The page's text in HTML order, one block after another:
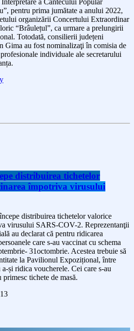
a Cântecului Popular
pentru prima jumătate a anului 2022,
organizării Concertului Extraordinar
“Brâulețul”, ca urmare a prelungirii
Totodată, consilierii județeni
Gima au fost nominalizaţi în comisia de
individuale ale secretarului
distribuirea tichetelor
împotriva virusului
distribuirea tichetelor valorice
virusului SARS-COV-2. Reprezentanţii
au declarat că pentru ridicarea
care s-au vaccinat cu schema
31octombrie. Acestea trebuie să
la Pavilionul Expozițional, între
și ridica voucherele. Cei care s-au
tichete de masă.
13